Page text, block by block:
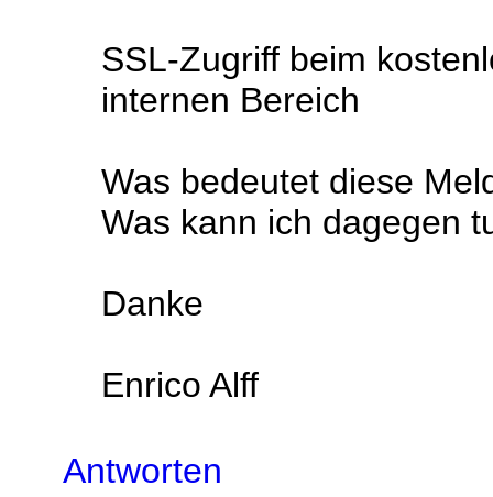
SSL-Zugriff beim
internen Bereich
Was bedeutet diese
Was kann ich dagegen
Danke
Enrico Alff
Antworten